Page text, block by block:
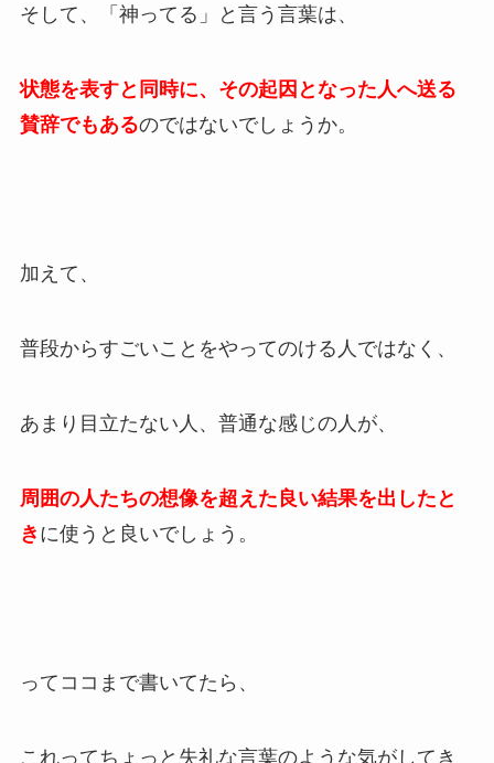
そして、「神ってる」と言う言葉は、
状態を表すと同時に、その起因となった人へ送る
賛辞でもあるのではないでしょうか。
加えて、
普段からすごいことをやってのける人ではなく、
あまり目立たない人、普通な感じの人が、
周囲の人たちの想像を超えた良い結果を出したと
き に使うと良いでしょう。
ってココまで書いてたら、
これってちょっと失礼な言葉のような気がしてき